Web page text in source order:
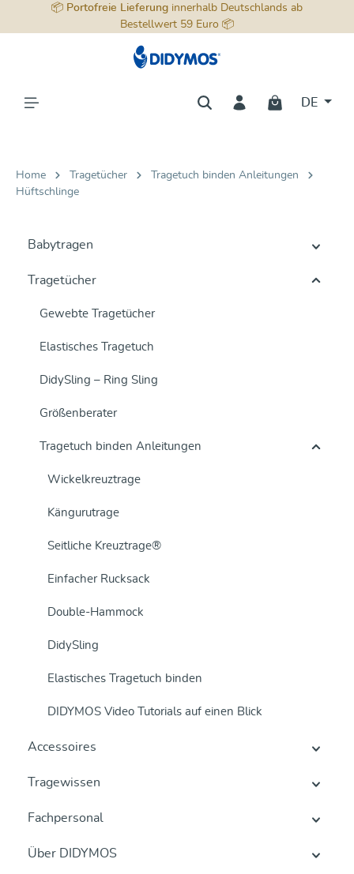
springen
📦 Portofreie Lieferung innerhalb Deutschlands ab
Bestellwert 59 Euro 📦
DE
Home Tragetücher
Tragetuch binden Anleitungen
Hüftschlinge
Babytragen
Tragetücher
Gewebte Tragetücher
Elastisches Tragetuch
DidySling – Ring Sling
Größenberater
Tragetuch binden Anleitungen
Wickelkreuztrage
Kängurutrage
Seitliche Kreuztrage®
Einfacher Rucksack
Double-Hammock
DidySling
Elastisches Tragetuch binden
DIDYMOS Video Tutorials auf einen Blick
Accessoires
Tragewissen
Fachpersonal
Über DIDYMOS